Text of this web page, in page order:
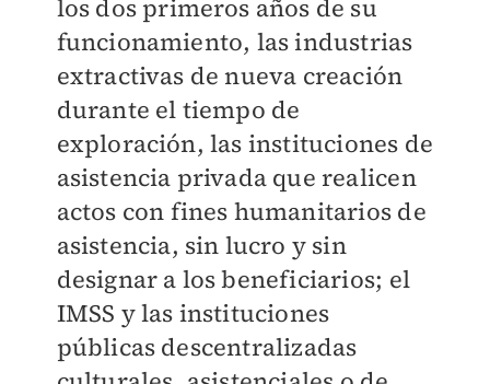
los dos primeros años de su
funcionamiento, las industrias
extractivas de nueva creación
durante el tiempo de
exploración, las instituciones de
asistencia privada que realicen
actos con fines humanitarios de
asistencia, sin lucro y sin
designar a los beneficiarios; el
IMSS y las instituciones
públicas descentralizadas